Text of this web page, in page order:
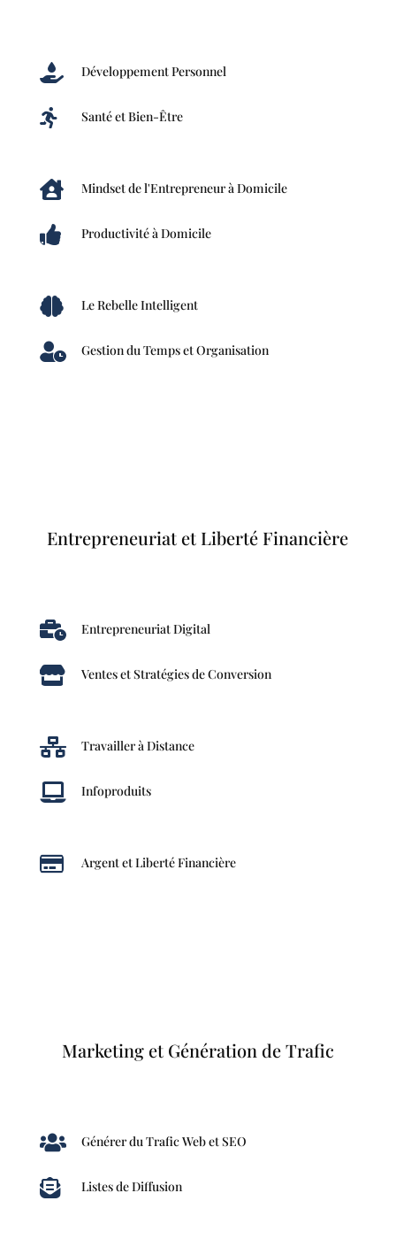
 Développement Personnel
 Santé et Bien-Être
 Mindset de l'Entrepreneur à Domicile
 Productivité à Domicile
 Le Rebelle Intelligent
 Gestion du Temps et Organisation
Entrepreneuriat et Liberté Financière
 Entrepreneuriat Digital
 Ventes et Stratégies de Conversion
 Travailler à Distance
 Infoproduits
 Argent et Liberté Financière
Marketing et Génération de Trafic
 Générer du Trafic Web et SEO
 Listes de Diffusion